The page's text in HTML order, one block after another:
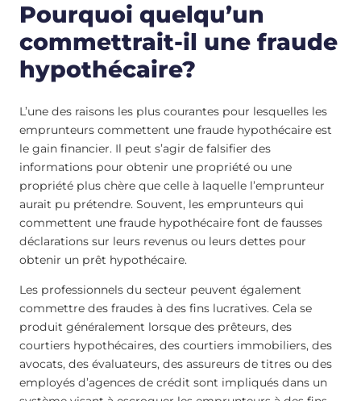
Pourquoi quelqu’un
commettrait-il une fraude
hypothécaire?
L’une des raisons les plus courantes pour lesquelles les
emprunteurs commettent une fraude hypothécaire est
le gain financier. Il peut s’agir de falsifier des
informations pour obtenir une propriété ou une
propriété plus chère que celle à laquelle l’emprunteur
aurait pu prétendre. Souvent, les emprunteurs qui
commettent une fraude hypothécaire font de fausses
déclarations sur leurs revenus ou leurs dettes pour
obtenir un prêt hypothécaire.
Les professionnels du secteur peuvent également
commettre des fraudes à des fins lucratives. Cela se
produit généralement lorsque des prêteurs, des
courtiers hypothécaires, des courtiers immobiliers, des
avocats, des évaluateurs, des assureurs de titres ou des
employés d’agences de crédit sont impliqués dans un